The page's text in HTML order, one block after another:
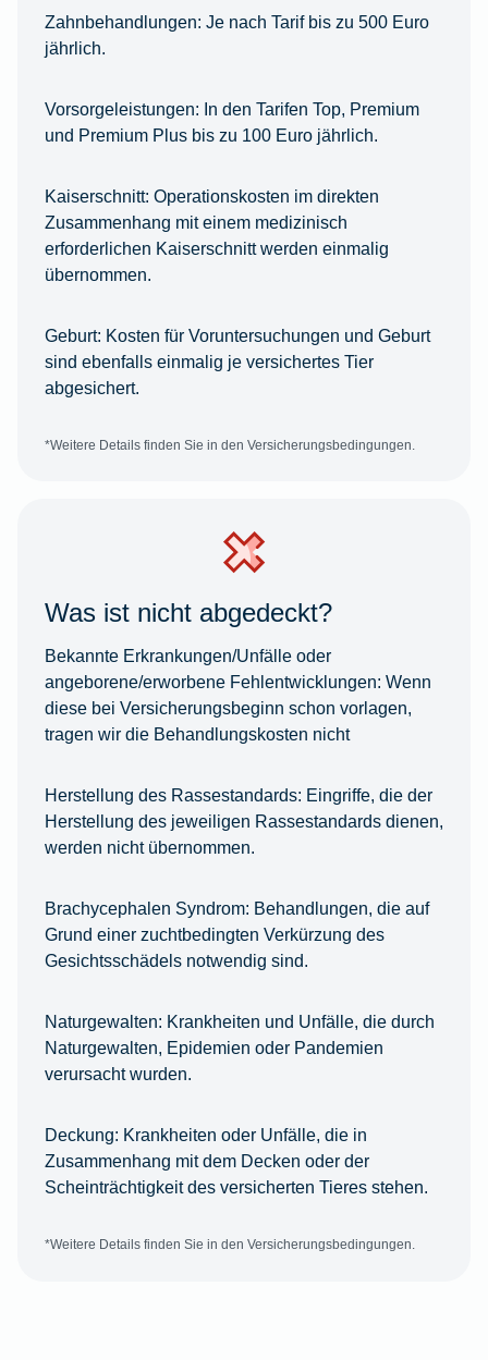
Zahnbehandlungen: Je nach Tarif bis zu 500 Euro
jährlich.
Vorsorgeleistungen: In den Tarifen Top, Premium
und Premium Plus bis zu 100 Euro jährlich.
Kaiserschnitt: Operationskosten im direkten
Zusammenhang mit einem medizinisch
erforderlichen Kaiserschnitt werden einmalig
übernommen.
Geburt: Kosten für Voruntersuchungen und Geburt
sind ebenfalls einmalig je versichertes Tier
abgesichert.
*Weitere Details finden Sie in den Versicherungsbedingungen.
Was ist nicht abgedeckt?
Bekannte Erkrankungen/Unfälle oder
angeborene/erworbene Fehlentwicklungen: Wenn
diese bei Versicherungsbeginn schon vorlagen,
tragen wir die Behandlungskosten nicht
Herstellung des Rassestandards: Eingriffe, die der
Herstellung des jeweiligen Rassestandards dienen,
werden nicht übernommen.
Brachycephalen Syndrom: Behandlungen, die auf
Grund einer zuchtbedingten Verkürzung des
Gesichtsschädels notwendig sind.
Naturgewalten: Krankheiten und Unfälle, die durch
Naturgewalten, Epidemien oder Pandemien
verursacht wurden.
Deckung: Krankheiten oder Unfälle, die in
Zusammenhang mit dem Decken oder der
Scheinträchtigkeit des versicherten Tieres stehen.
*Weitere Details finden Sie in den Versicherungsbedingungen.